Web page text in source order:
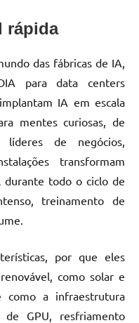
rápida
das fábricas de IA,
para data centers
IA em escala
mentes curiosas, de
de negócios,
transformam
durante todo o ciclo de
treinamento de
por que eles
como solar e
como a infraestrutura
de GPU, resfriamento